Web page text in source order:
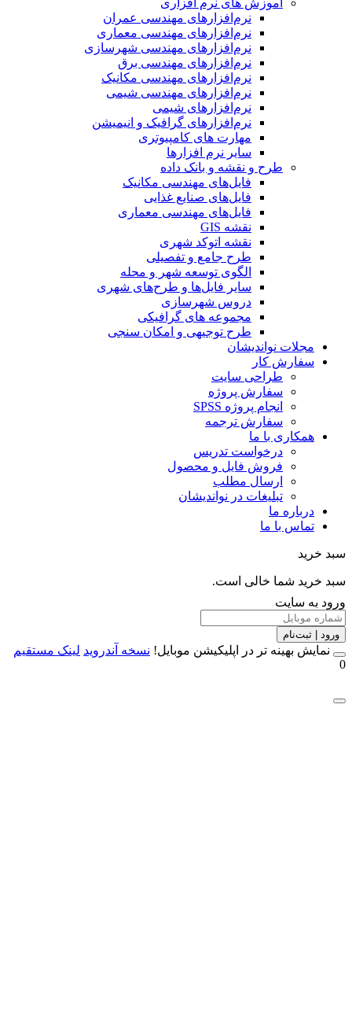
آموزش های نرم افزاری
نرم‌افزارهای مهندسی عمران
نرم‌افزارهای مهندسی معماری
نرم‌افزارهای مهندسی شهرسازی
نرم‌افزارهای مهندسی برق
نرم‌افزارهای مهندسی مکانیک
نرم‌افزارهای مهندسی شیمی
نرم‌افزارهای شیمی
نرم‌افزارهای گرافیک و انیمیشن
مهارت های کامپیوتری
سایر نرم افزارها
طرح و نقشه و بانک داده
فایل‌های مهندسی مکانیک
فایل‌های صنایع غذایی
فایل‌های مهندسی معماری
نقشه GIS
نقشه اتوکد شهری
طرح جامع و تفصیلی
الگوی توسعه شهر و محله
سایر فایل‌ها و طرح‌های شهری
دروس شهرسازی
مجموعه های گرافیکی
طرح توجیهی و امکان سنجی
مجلات نواندیشان
سفارش کار
طراحی سایت
سفارش پروژه
انجام پروژه SPSS
سفارش ترجمه
همکاری با ما
درخواست تدریس
فروش فایل و محصول
ارسال مطلب
تبلیغات در نواندیشان
درباره ما
تماس با ما
خرید شما خالی است.
به سایت
| ثبت‌نام
بهینه تر در اپلیکیشن موبایل!نسخه آندروید لینک مستقیم